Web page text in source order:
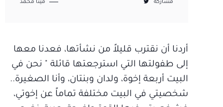
مشاركة ميثا محمد
أردنا أن نقترب قليلاً من نشأتها، فعدنا معها
إلى طفولتها التي استرجعتها قائلة " نحن في
البيت أربعة إخوة، ولدان وبنتان، وأنا الصغيرة..
شخصيتي في البيت مختلفة تماماً عن إخوتي،